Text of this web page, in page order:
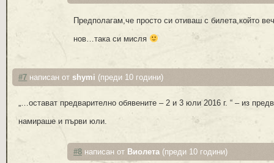
Предполагам,че просто си отиваш с билета,който
нов…така си мисля
#7 написан от shymi (преди 10 години)
„…остават предварително обявените – 2 и 3 юли 2016 г. “ – из
намираше и първи юли.
#8 написан от Виолета (преди 10 години)